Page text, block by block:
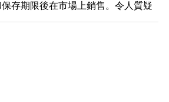
存期限後在市場上銷售。令人質疑
4個多月，這些在市面上不合格的奶